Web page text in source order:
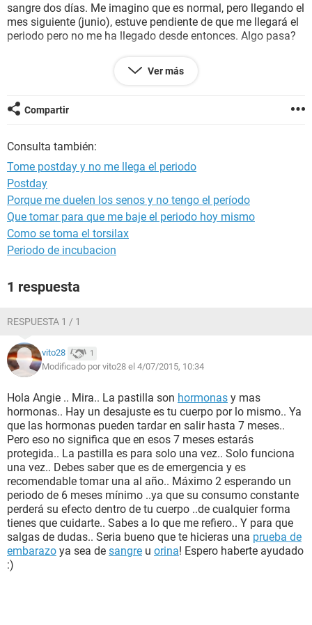
sangre dos días. Me imagino que es normal, pero llegando el
mes siguiente (junio), estuve pendiente de que me llegará el
periodo pero no me ha llegado desde entonces. Algo pasa?
y de paso este viernes pasado (26-junio) volví a tener
-Por favor alguien que me de respuestas. Me pone nerviosa
en que si pueda estar embarazada. (aunque no tengo
Ver más
Compartir
Consulta también:
Tome postday y no me llega el periodo
Postday
Porque me duelen los senos y no tengo el período
Que tomar para que me baje el periodo hoy mismo
Como se toma el torsilax
Periodo de incubacion
1 respuesta
RESPUESTA 1 / 1
vito28 1
Modificado por vito28 el 4/07/2015, 10:34
Hola Angie .. Mira.. La pastilla son hormonas y mas
hormonas.. Hay un desajuste es tu cuerpo por lo mismo.. Ya
que las hormonas pueden tardar en salir hasta 7 meses..
Pero eso no significa que en esos 7 meses estarás
protegida.. La pastilla es para solo una vez.. Solo funciona
una vez.. Debes saber que es de emergencia y es
recomendable tomar una al año.. Máximo 2 esperando un
periodo de 6 meses mínimo ..ya que su consumo constante
perderá su efecto dentro de tu cuerpo ..de cualquier forma
tienes que cuidarte.. Sabes a lo que me refiero.. Y para que
salgas de dudas.. Seria bueno que te hicieras una prueba de
embarazo ya sea de sangre u orina! Espero haberte ayudado
:)